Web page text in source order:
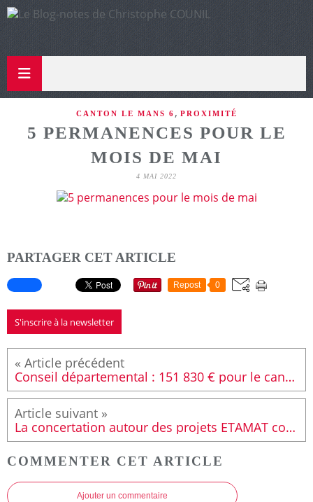
CANTON LE MANS 6 , PROXIMITÉ
5 PERMANENCES POUR LE
MOIS DE MAI
4 MAI 2022
PARTAGER CET ARTICLE
Repost 0
S'inscrire à la newsletter
Conseil départemental : 151 830 € pour le canton Le Mans 6
La concertation autour des projets ETAMAT continue
COMMENTER CET ARTICLE
Ajouter un commentaire